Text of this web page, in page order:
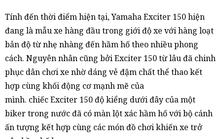
Tính đến thời điểm hiện tại, Yamaha Exciter 150 hiện
đang là mẫu xe hàng đầu trong giới độ xe với hàng loạt
bản độ từ nhẹ nhàng đến hầm hố theo nhiều phong
cách. Nguyên nhân cũng bởi Exciter 150 từ lâu đã chinh
phục dân chơi xe nhờ dáng vẻ đậm chất thể thao kết
hợp cùng khối động cơ mạnh mẽ của
mình. chiếc Exciter 150 độ kiểng dưới đây của một
biker trong nước đã có màn lột xác hầm hố với bộ cánh
ấn tượng kết hợp cùng các món đồ chơi khiến xe trở